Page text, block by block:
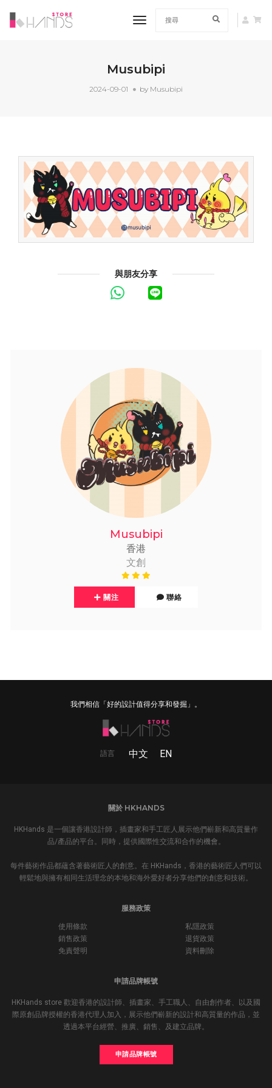
toggle navigation
Musubipi
2024-09-01 by Musubipi
與朋友分享
Musubipi
香港
文創
關注 聯絡
我們相信「好的設計值得分享和發掘」。
語言 中文 EN
關於 HKHANDS
HKHands 是一個讓香港設計師，插畫家和手工匠人展示他們嶄新和高質量作
品/產品的平台。同時，提供國際性交流和合作的機會。
每件藝術作品都蘊含著藝術匠人的創意。在 HKHands，香港的藝術匠人們可以
輕鬆地與擁有相同生活理念的本地和海外愛好者分享他們的創意和技術。
服務政策
使用條款
私隱政策
銷售政策
退貨政策
免責聲明
資料刪除
申請品牌帳號
HKHands store 歡迎香港的設計師、插畫家、手工職人、自由創作者、以及國
際原創品牌授權的香港代理人加入，展示他們嶄新的設計和高質量的作品，並
透過本平台經營、推廣、銷售、及建立品牌。
申請品牌帳號